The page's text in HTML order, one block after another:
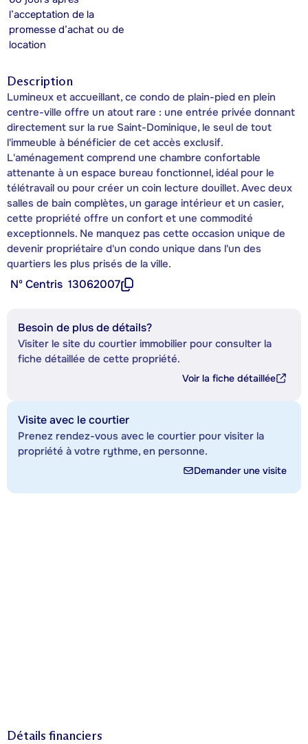
l’acceptation de la
promesse d’achat ou de
location
Description
Lumineux et accueillant, ce condo de plain-pied en plein
centre-ville offre un atout rare : une entrée privée donnant
directement sur la rue Saint-Dominique, le seul de tout
l'immeuble à bénéficier de cet accès exclusif.
L'aménagement comprend une chambre confortable
attenante à un espace bureau fonctionnel, idéal pour le
télétravail ou pour créer un coin lecture douillet. Avec deux
salles de bain complètes, un garage intérieur et un casier,
cette propriété offre un confort et une commodité
exceptionnels. Ne manquez pas cette occasion unique de
devenir propriétaire d'un condo unique dans l'un des
quartiers les plus prisés de la ville.
Nº Centris 13062007
Besoin de plus de détails?
Visiter le site du courtier immobilier pour consulter la
fiche détaillée de cette propriété.
Voir la fiche détaillée
Visite avec le courtier
Prenez rendez-vous avec le courtier pour visiter la
propriété à votre rythme, en personne.
Demander une visite
Détails financiers